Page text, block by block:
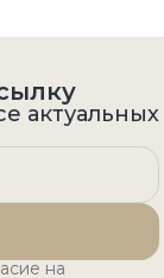
актуальных
на